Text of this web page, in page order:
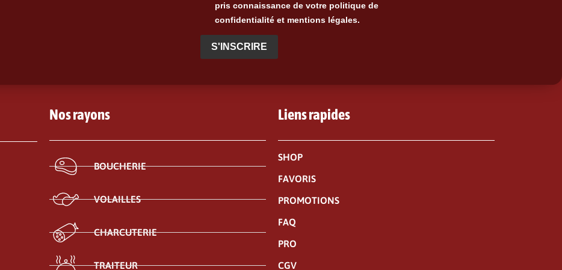
pris connaissance de votre politique de
confidentialité et mentions légales.
S'INSCRIRE
Nos rayons
BOUCHERIE
VOLAILLES
CHARCUTERIE
TRAITEUR
Liens rapides
SHOP
FAVORIS
PROMOTIONS
FAQ
PRO
CGV